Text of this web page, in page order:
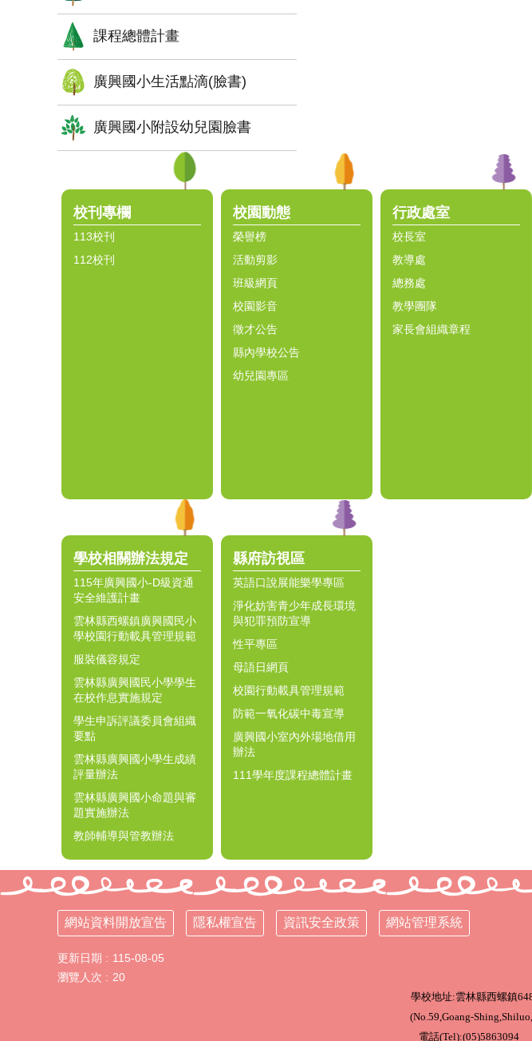
課程總體計畫
廣興國小生活點滴(臉書)
廣興國小附設幼兒園臉書
校刊專欄
113校刊
112校刊
校園動態
榮譽榜
活動剪影
班級網頁
校園影音
徵才公告
縣內學校公告
幼兒園專區
行政處室
校長室
教導處
總務處
教學團隊
家長會組織章程
學校相關辦法規定
115年廣興國小-D級資通
安全維護計畫
雲林縣西螺鎮廣興國民小
學校園行動載具管理規範
服裝儀容規定
雲林縣廣興國民小學學生
在校作息實施規定
學生申訴評議委員會組織
要點
雲林縣廣興國小學生成績
評量辦法
雲林縣廣興國小命題與審
題實施辦法
教師輔導與管教辦法
縣府訪視區
英語口說展能樂學專區
淨化妨害青少年成長環境
與犯罪預防宣導
性平專區
母語日網頁
校園行動載具管理規範
防範一氧化碳中毒宣導
廣興國小室內外場地借用
辦法
111學年度課程總體計畫
網站資料開放宣告 隱私權宣告 資訊安全政策 網站管理系統
更新日期
115-08-05
瀏覽人次
20
學校地址:雲林縣西螺鎮
(No.59,Goang-
電話